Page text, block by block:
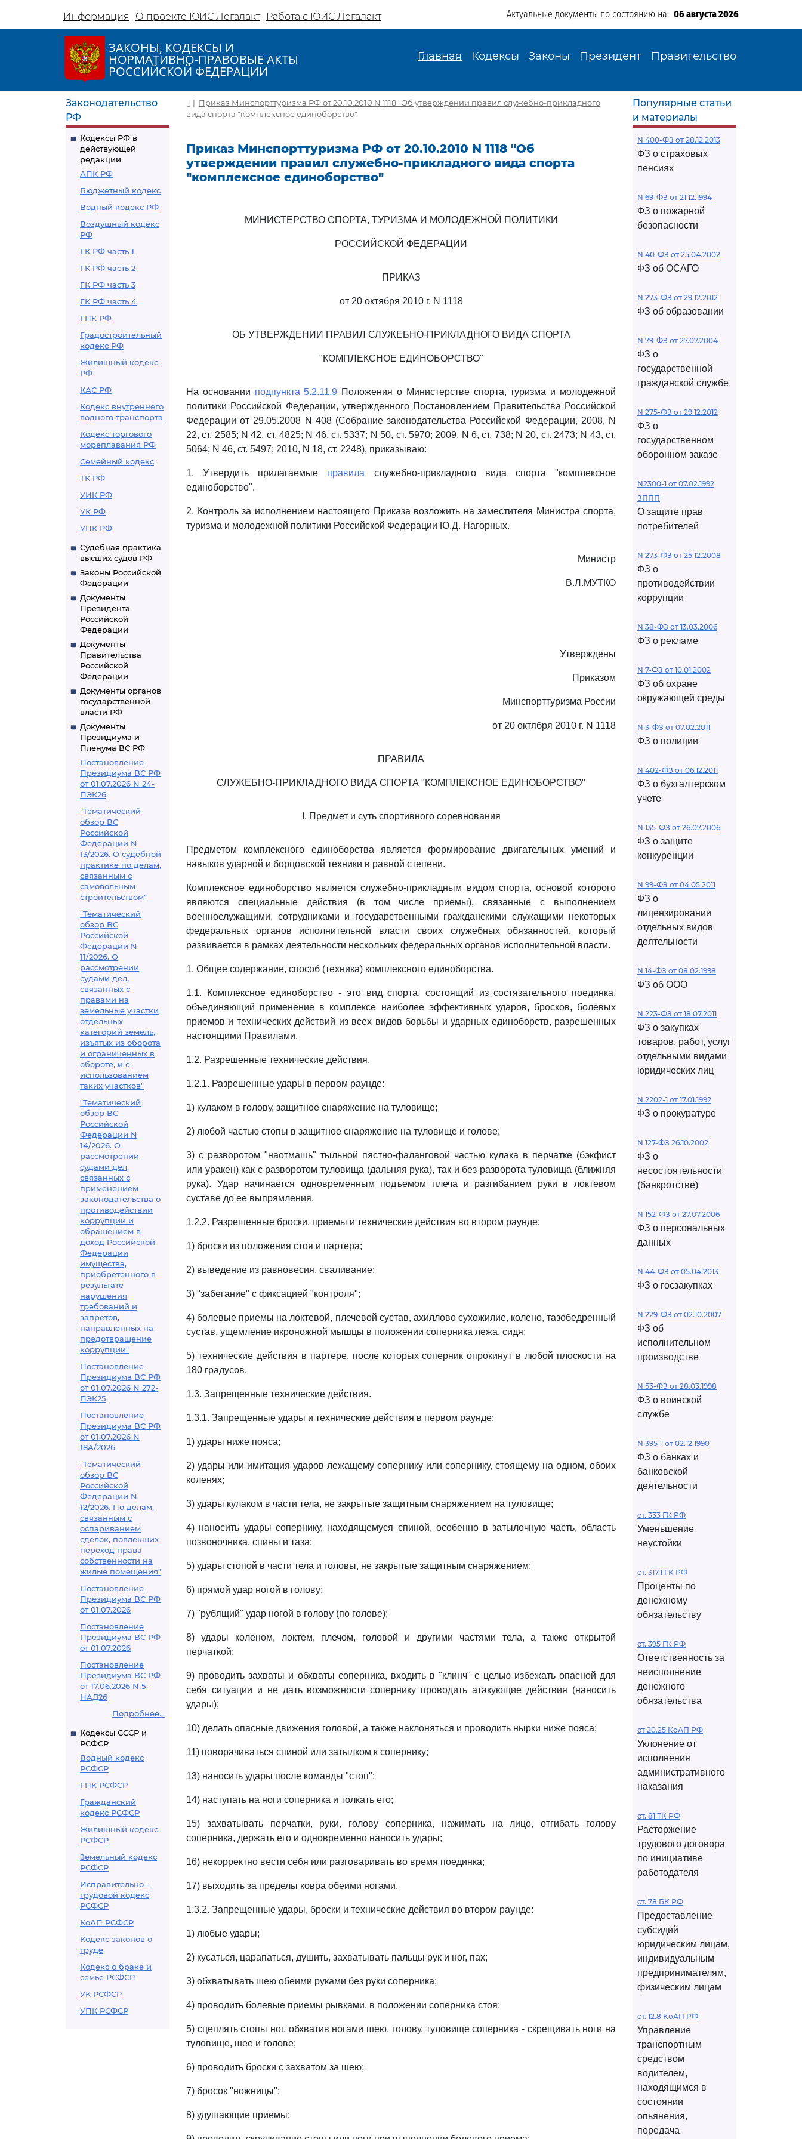
Информация О проекте ЮИС Легалакт Работа с ЮИС Легалакт Актуальные документы по состоянию на: 06 августа 2026
ЗАКОНЫ, КОДЕКСЫ И
НОРМАТИВНО-ПРАВОВЫЕ АКТЫ
РОССИЙСКОЙ ФЕДЕРАЦИИ
Главная Кодексы Законы Президент Правительство
Законодательство
РФ
Кодексы РФ в
действующей
редакции
АПК РФ
Бюджетный кодекс
Водный кодекс РФ
Воздушный кодекс
РФ
ГК РФ часть 1
ГК РФ часть 2
ГК РФ часть 3
ГК РФ часть 4
ГПК РФ
Градостроительный
кодекс РФ
Жилищный кодекс
РФ
КАС РФ
Кодекс внутреннего
водного транспорта
Кодекс торгового
мореплавания РФ
Семейный кодекс
ТК РФ
УИК РФ
УК РФ
УПК РФ
Судебная практика
высших судов РФ
Законы Российской
Федерации
Документы
Президента
Российской
Федерации
Документы
Правительства
Российской
Федерации
Документы органов
государственной
власти РФ
Документы
Президиума и
Пленума ВС РФ
Постановление
Президиума ВС РФ
от 01.07.2026 N 24-
ПЭК26
"Тематический
обзор ВС
Российской
Федерации N
13/2026. О судебной
практике по делам,
связанным с
самовольным
строительством"
"Тематический
обзор ВС
Российской
Федерации N
11/2026. О
рассмотрении
судами дел,
связанных с
правами на
земельные участки
отдельных
категорий земель,
изъятых из оборота
и ограниченных в
обороте, и с
использованием
таких участков"
"Тематический
обзор ВС
Российской
Федерации N
14/2026. О
рассмотрении
судами дел,
связанных с
применением
законодательства о
противодействии
коррупции и
обращением в
доход Российской
Федерации
имущества,
приобретенного в
результате
нарушения
требований и
запретов,
направленных на
предотвращение
коррупции"
Постановление
Президиума ВС РФ
от 01.07.2026 N 272-
ПЭК25
Постановление
Президиума ВС РФ
от 01.07.2026 N
18А/2026
"Тематический
обзор ВС
Российской
Федерации N
12/2026. По делам,
связанным с
оспариванием
сделок, повлекших
переход права
собственности на
жилые помещения"
Постановление
Президиума ВС РФ
от 01.07.2026
Постановление
Президиума ВС РФ
от 01.07.2026
Постановление
Президиума ВС РФ
от 17.06.2026 N 5-
НАД26
Подробнее...
Кодексы СССР и
РСФСР
Водный кодекс
РСФСР
ГПК РСФСР
Гражданский
кодекс РСФСР
Жилищный кодекс
РСФСР
Земельный кодекс
РСФСР
Исправительно -
трудовой кодекс
РСФСР
КоАП РСФСР
Кодекс законов о
труде
Кодекс о браке и
семье РСФСР
УК РСФСР
УПК РСФСР
| Приказ Минспорттуризма РФ от 20.10.2010 N 1118 "Об утверждении правил служебно-прикладного
вида спорта "комплексное единоборство"
Приказ Минспорттуризма РФ от 20.10.2010 N 1118 "Об
утверждении правил служебно-прикладного вида спорта
"комплексное единоборство"
МИНИСТЕРСТВО СПОРТА, ТУРИЗМА И МОЛОДЕЖНОЙ ПОЛИТИКИ
РОССИЙСКОЙ ФЕДЕРАЦИИ
ПРИКАЗ
от 20 октября 2010 г. N 1118
ОБ УТВЕРЖДЕНИИ ПРАВИЛ СЛУЖЕБНО-ПРИКЛАДНОГО ВИДА СПОРТА
"КОМПЛЕКСНОЕ ЕДИНОБОРСТВО"
На основании подпункта 5.2.11.9 Положения о Министерстве спорта, туризма и молодежной
политики Российской Федерации, утвержденного Постановлением Правительства Российской
Федерации от 29.05.2008 N 408 (Собрание законодательства Российской Федерации, 2008, N
22, ст. 2585; N 42, ст. 4825; N 46, ст. 5337; N 50, ст. 5970; 2009, N 6, ст. 738; N 20, ст. 2473; N 43, ст.
5064; N 46, ст. 5497; 2010, N 18, ст. 2248), приказываю:
1. Утвердить прилагаемые правила служебно-прикладного вида спорта "комплексное
единоборство".
2. Контроль за исполнением настоящего Приказа возложить на заместителя Министра спорта,
туризма и молодежной политики Российской Федерации Ю.Д. Нагорных.
Министр
В.Л.МУТКО
Утверждены
Приказом
Минспорттуризма России
от 20 октября 2010 г. N 1118
ПРАВИЛА
СЛУЖЕБНО-ПРИКЛАДНОГО ВИДА СПОРТА "КОМПЛЕКСНОЕ ЕДИНОБОРСТВО"
I. Предмет и суть спортивного соревнования
Предметом комплексного единоборства является формирование двигательных умений и
навыков ударной и борцовской техники в равной степени.
Комплексное единоборство является служебно-прикладным видом спорта, основой которого
являются специальные действия (в том числе приемы), связанные с выполнением
военнослужащими, сотрудниками и государственными гражданскими служащими некоторых
федеральных органов исполнительной власти своих служебных обязанностей, который
развивается в рамках деятельности нескольких федеральных органов исполнительной власти.
1. Общее содержание, способ (техника) комплексного единоборства.
1.1. Комплексное единоборство - это вид спорта, состоящий из состязательного поединка,
объединяющий применение в комплексе наиболее эффективных ударов, бросков, болевых
приемов и технических действий из всех видов борьбы и ударных единоборств, разрешенных
настоящими Правилами.
1.2. Разрешенные технические действия.
1.2.1. Разрешенные удары в первом раунде:
1) кулаком в голову, защитное снаряжение на туловище;
2) любой частью стопы в защитное снаряжение на туловище и голове;
3) с разворотом "наотмашь" тыльной пястно-фаланговой частью кулака в перчатке (бэкфист
или уракен) как с разворотом туловища (дальняя рука), так и без разворота туловища (ближняя
рука). Удар начинается одновременным подъемом плеча и разгибанием руки в локтевом
суставе до ее выпрямления.
1.2.2. Разрешенные броски, приемы и технические действия во втором раунде:
1) броски из положения стоя и партера;
2) выведение из равновесия, сваливание;
3) "забегание" с фиксацией "контроля";
4) болевые приемы на локтевой, плечевой сустав, ахиллово сухожилие, колено, тазобедренный
сустав, ущемление икроножной мышцы в положении соперника лежа, сидя;
5) технические действия в партере, после которых соперник опрокинут в любой плоскости на
180 градусов.
1.3. Запрещенные технические действия.
1.3.1. Запрещенные удары и технические действия в первом раунде:
1) удары ниже пояса;
2) удары или имитация ударов лежащему сопернику или сопернику, стоящему на одном, обоих
коленях;
3) удары кулаком в части тела, не закрытые защитным снаряжением на туловище;
4) наносить удары сопернику, находящемуся спиной, особенно в затылочную часть, область
позвоночника, спины и таза;
5) удары стопой в части тела и головы, не закрытые защитным снаряжением;
6) прямой удар ногой в голову;
7) "рубящий" удар ногой в голову (по голове);
8) удары коленом, локтем, плечом, головой и другими частями тела, а также открытой
перчаткой;
9) проводить захваты и обхваты соперника, входить в "клинч" с целью избежать опасной для
себя ситуации и не дать возможности сопернику проводить атакующие действия (наносить
удары);
10) делать опасные движения головой, а также наклоняться и проводить нырки ниже пояса;
11) поворачиваться спиной или затылком к сопернику;
13) наносить удары после команды "стоп";
14) наступать на ноги соперника и толкать его;
15) захватывать перчатки, руки, голову соперника, нажимать на лицо, отгибать голову
соперника, держать его и одновременно наносить удары;
16) некорректно вести себя или разговаривать во время поединка;
17) выходить за пределы ковра обеими ногами.
1.3.2. Запрещенные удары, броски и технические действия во втором раунде:
1) любые удары;
2) кусаться, царапаться, душить, захватывать пальцы рук и ног, пах;
3) обхватывать шею обеими руками без руки соперника;
4) проводить болевые приемы рывками, в положении соперника стоя;
5) сцеплять стопы ног, обхватив ногами шею, голову, туловище соперника - скрещивать ноги на
туловище, шее и голове;
6) проводить броски с захватом за шею;
7) бросок "ножницы";
8) удушающие приемы;
Популярные статьи
и материалы
N 400-ФЗ от 28.12.2013
ФЗ о страховых
пенсиях
N 69-ФЗ от 21.12.1994
ФЗ о пожарной
безопасности
N 40-ФЗ от 25.04.2002
ФЗ об ОСАГО
N 273-ФЗ от 29.12.2012
ФЗ об образовании
N 79-ФЗ от 27.07.2004
ФЗ о
государственной
гражданской службе
N 275-ФЗ от 29.12.2012
ФЗ о
государственном
оборонном заказе
N2300-1 от 07.02.1992
ЗППП
О защите прав
потребителей
N 273-ФЗ от 25.12.2008
ФЗ о
противодействии
коррупции
N 38-ФЗ от 13.03.2006
ФЗ о рекламе
N 7-ФЗ от 10.01.2002
ФЗ об охране
окружающей среды
N 3-ФЗ от 07.02.2011
ФЗ о полиции
N 402-ФЗ от 06.12.2011
ФЗ о бухгалтерском
учете
N 135-ФЗ от 26.07.2006
ФЗ о защите
конкуренции
N 99-ФЗ от 04.05.2011
ФЗ о
лицензировании
отдельных видов
деятельности
N 14-ФЗ от 08.02.1998
ФЗ об ООО
N 223-ФЗ от 18.07.2011
ФЗ о закупках
товаров, работ, услуг
отдельными видами
юридических лиц
N 2202-1 от 17.01.1992
ФЗ о прокуратуре
N 127-ФЗ 26.10.2002
ФЗ о
несостоятельности
(банкротстве)
N 152-ФЗ от 27.07.2006
ФЗ о персональных
данных
N 44-ФЗ от 05.04.2013
ФЗ о госзакупках
N 229-ФЗ от 02.10.2007
ФЗ об
исполнительном
производстве
N 53-ФЗ от 28.03.1998
ФЗ о воинской
службе
N 395-1 от 02.12.1990
ФЗ о банках и
банковской
деятельности
ст. 333 ГК РФ
Уменьшение
неустойки
ст. 317.1 ГК РФ
Проценты по
денежному
обязательству
ст. 395 ГК РФ
Ответственность за
неисполнение
денежного
обязательства
ст 20.25 КоАП РФ
Уклонение от
исполнения
административного
наказания
ст. 81 ТК РФ
Расторжение
трудового договора
по инициативе
работодателя
ст. 78 БК РФ
Предоставление
субсидий
юридическим лицам,
индивидуальным
предпринимателям,
физическим лицам
ст. 12.8 КоАП РФ
Управление
транспортным
средством
водителем,
находящимся в
состоянии
опьянения,
передача